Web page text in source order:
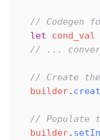
// Codegen
  let
cond_val
// ...
// Create
  builder
.
// Populate
  builder
.